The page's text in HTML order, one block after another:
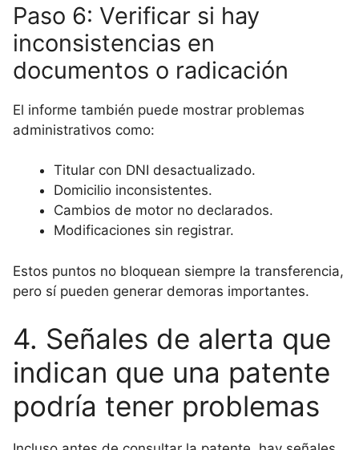
Paso 6: Verificar si hay
inconsistencias en
documentos o radicación
El informe también puede mostrar problemas
administrativos como:
Titular con DNI desactualizado.
Domicilio inconsistentes.
Cambios de motor no declarados.
Modificaciones sin registrar.
Estos puntos no bloquean siempre la transferencia,
pero sí pueden generar demoras importantes.
4. Señales de alerta que
indican que una patente
podría tener problemas